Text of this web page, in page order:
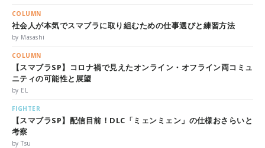
COLUMN
社会人が本気でスマブラに取り組むための仕事選びと練習方法
by Masashi
COLUMN
【スマブラSP】コロナ禍で見えたオンライン・オフライン両コミュ
ニティの可能性と展望
by EL
FIGHTER
【スマブラSP】配信目前！DLC「ミェンミェン」の仕様おさらいと
考察
by Tsu